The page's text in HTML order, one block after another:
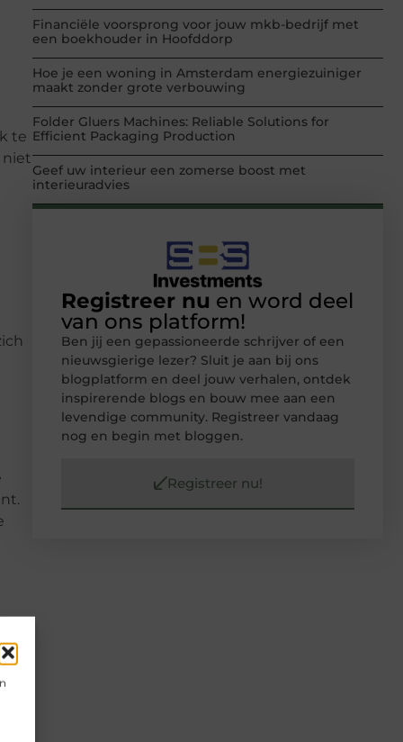
te
niet
Financiële voorsprong voor jouw mkb-bedrijf met
een boekhouder in Hoofddorp
Hoe je een woning in Amsterdam energiezuiniger
maakt zonder grote verbouwing
Folder Gluers Machines: Reliable Solutions for
Efficient Packaging Production
Geef uw interieur een zomerse boost met
interieuradvies
Registreer nu en word deel
van ons platform!
Ben jij een gepassioneerde schrijver of een
nieuwsgierige lezer? Sluit je aan bij ons
blogplatform en deel jouw verhalen, ontdek
inspirerende blogs en bouw mee aan een
levendige community. Registreer vandaag
nog en begin met bloggen.
Registreer nu!